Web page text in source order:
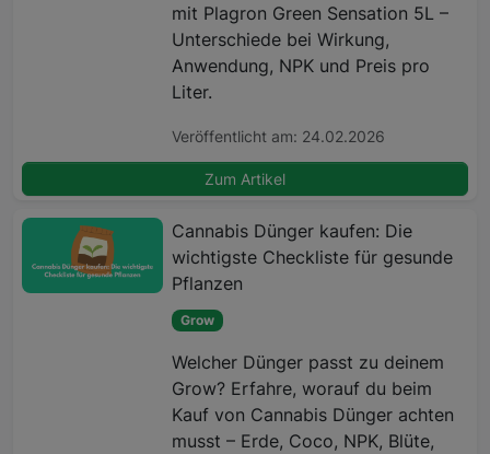
mit Plagron Green Sensation 5L –
Unterschiede bei Wirkung,
Anwendung, NPK und Preis pro
Liter.
Veröffentlicht am: 24.02.2026
Zum Artikel
Cannabis Dünger kaufen: Die
wichtigste Checkliste für gesunde
Pflanzen
Grow
Welcher Dünger passt zu deinem
Grow? Erfahre, worauf du beim
Kauf von Cannabis Dünger achten
musst – Erde, Coco, NPK, Blüte,